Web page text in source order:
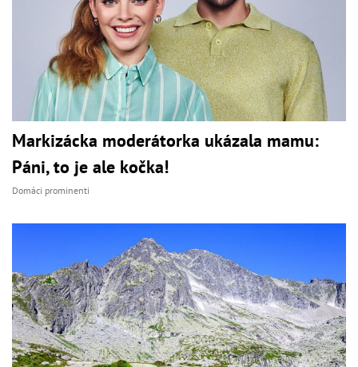
Markizácka moderátorka ukázala mamu:
Páni, to je ale kočka!
Domáci prominenti